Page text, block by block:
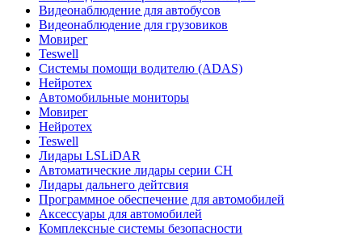
Видеонаблюдение для автобусов
Видеонаблюдение для грузовиков
Мовирег
Teswell
Системы помощи водителю (ADAS)
Нейротех
Автомобильные мониторы
Мовирег
Нейротех
Teswell
Лидары LSLiDAR
Автоматические лидары серии CH
Лидары дальнего дейтсвия
Программное обеспечение для автомобилей
Аксессуары для автомобилей
Комплексные системы безопасности